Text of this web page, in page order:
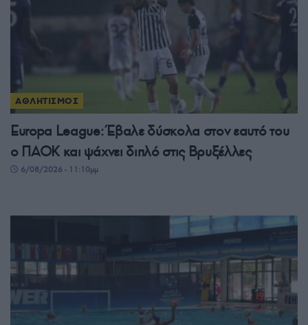
ΑΘΛΗΤΙΣΜΟΣ
Europa League: Έβαλε δύσκολα στον εαυτό του
ο ΠΑΟΚ και ψάχνει διπλό στις Βρυξέλλες
6/08/2026 - 11:10μμ